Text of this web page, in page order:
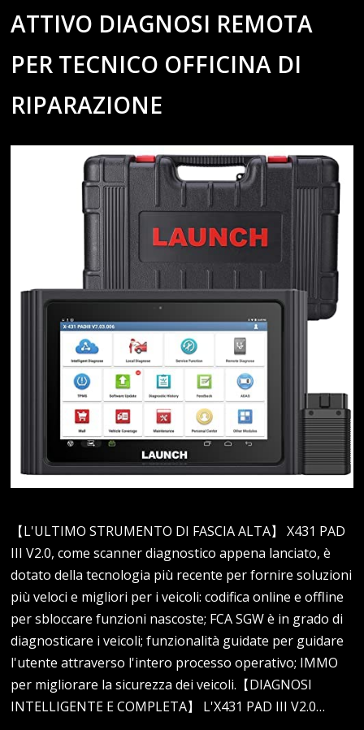
ATTIVO DIAGNOSI REMOTA
PER TECNICO OFFICINA DI
RIPARAZIONE
【L'ULTIMO STRUMENTO DI FASCIA ALTA】 X431 PAD
III V2.0, come scanner diagnostico appena lanciato, è
dotato della tecnologia più recente per fornire soluzioni
più veloci e migliori per i veicoli: codifica online e offline
per sbloccare funzioni nascoste; FCA SGW è in grado di
diagnosticare i veicoli; funzionalità guidate per guidare
l'utente attraverso l'intero processo operativo; IMMO
per migliorare la sicurezza dei veicoli.【DIAGNOSI
INTELLIGENTE E COMPLETA】 L'X431 PAD III V2.0…